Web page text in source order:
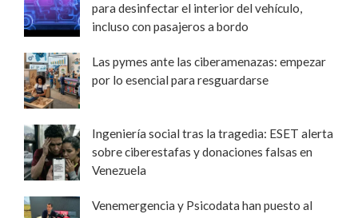
para desinfectar el interior del vehículo,
incluso con pasajeros a bordo
Las pymes ante las ciberamenazas: empezar
por lo esencial para resguardarse
Ingeniería social tras la tragedia: ESET alerta
sobre ciberestafas y donaciones falsas en
Venezuela
Venemergencia y Psicodata han puesto al